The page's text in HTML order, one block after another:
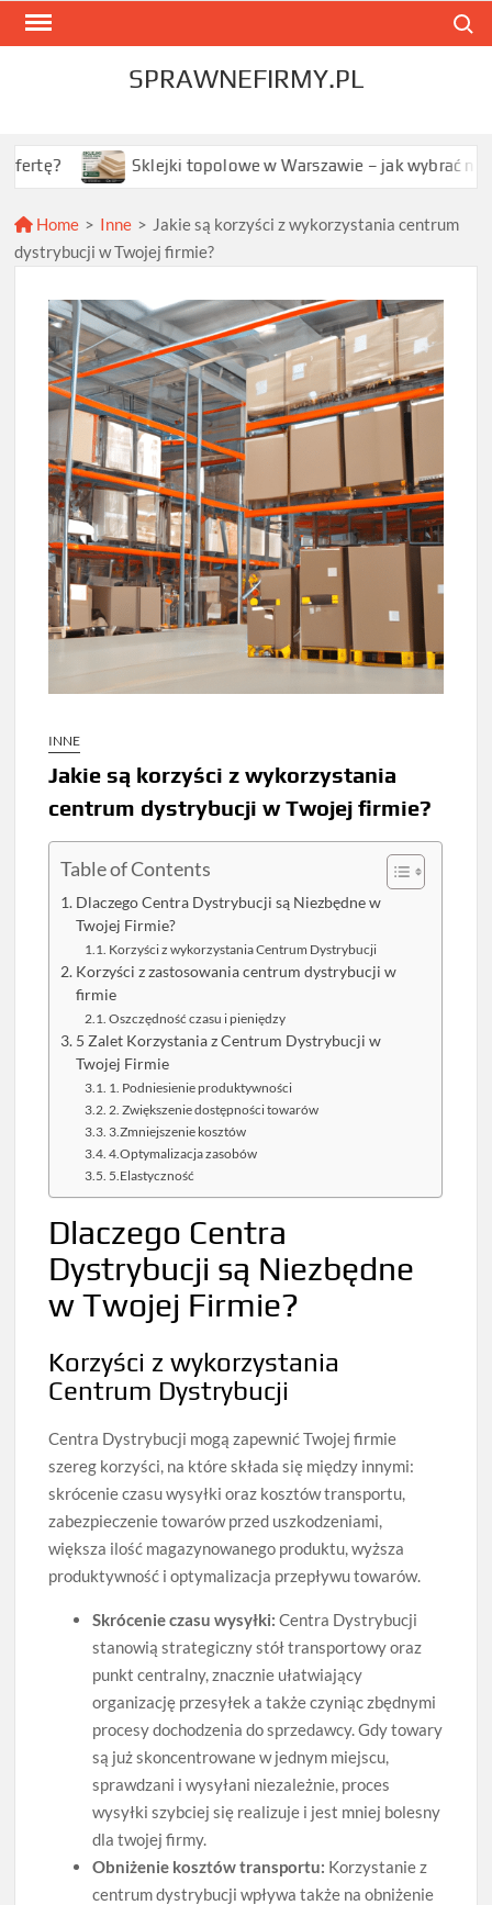
Skip
SPRAWNEFIRMY.PL
Sklejki topolowe w Warszawie – jak wybrać najlepszą
Home > Inne > Jakie są korzyści z wykorzystania centrum
dystrybucji w Twojej firmie?
INNE
Jakie są korzyści z wykorzystania
centrum dystrybucji w Twojej firmie?
Table of Contents
Dlaczego Centra Dystrybucji są Niezbędne w
Twojej Firmie?
Korzyści z wykorzystania Centrum Dystrybucji
Korzyści z zastosowania centrum dystrybucji w
firmie
Oszczędność czasu i pieniędzy
5 Zalet Korzystania z Centrum Dystrybucji w
Twojej Firmie
1. Podniesienie produktywności
2. Zwiększenie dostępności towarów
3.Zmniejszenie kosztów
4.Optymalizacja zasobów
5.Elastyczność
Dlaczego Centra
Dystrybucji są Niezbędne
w Twojej Firmie?
Korzyści z wykorzystania
Centrum Dystrybucji
Centra Dystrybucji mogą zapewnić Twojej firmie
szereg korzyści, na które składa się między innymi:
skrócenie czasu wysyłki oraz kosztów transportu,
zabezpieczenie towarów przed uszkodzeniami,
większa ilość magazynowanego produktu, wyższa
produktywność i optymalizacja przepływu towarów.
Skrócenie czasu wysyłki: Centra Dystrybucji
stanowią strategiczny stół transportowy oraz
punkt centralny, znacznie ułatwiający
organizację przesyłek a także czyniąc zbędnymi
procesy dochodzenia do sprzedawcy. Gdy towary
są już skoncentrowane w jednym miejscu,
sprawdzani i wysyłani niezależnie, proces
wysyłki szybciej się realizuje i jest mniej bolesny
dla twojej firmy.
Obniżenie kosztów transportu: Korzystanie z
centrum dystrybucji wpływa także na obniżenie